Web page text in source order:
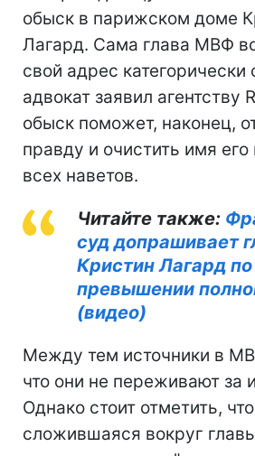
обыск в парижском доме
Лагард. Сама глава МВФ
свой адрес категорически
адвокат заявил агентству
обыск поможет, наконец,
правду и очистить имя его
всех наветов.
Читайте также:
суд допрашивает
Кристин Лагард
превышении
(видео)
Между тем источники в
что они не переживают за
Однако стоит отметить,
сложившаяся вокруг